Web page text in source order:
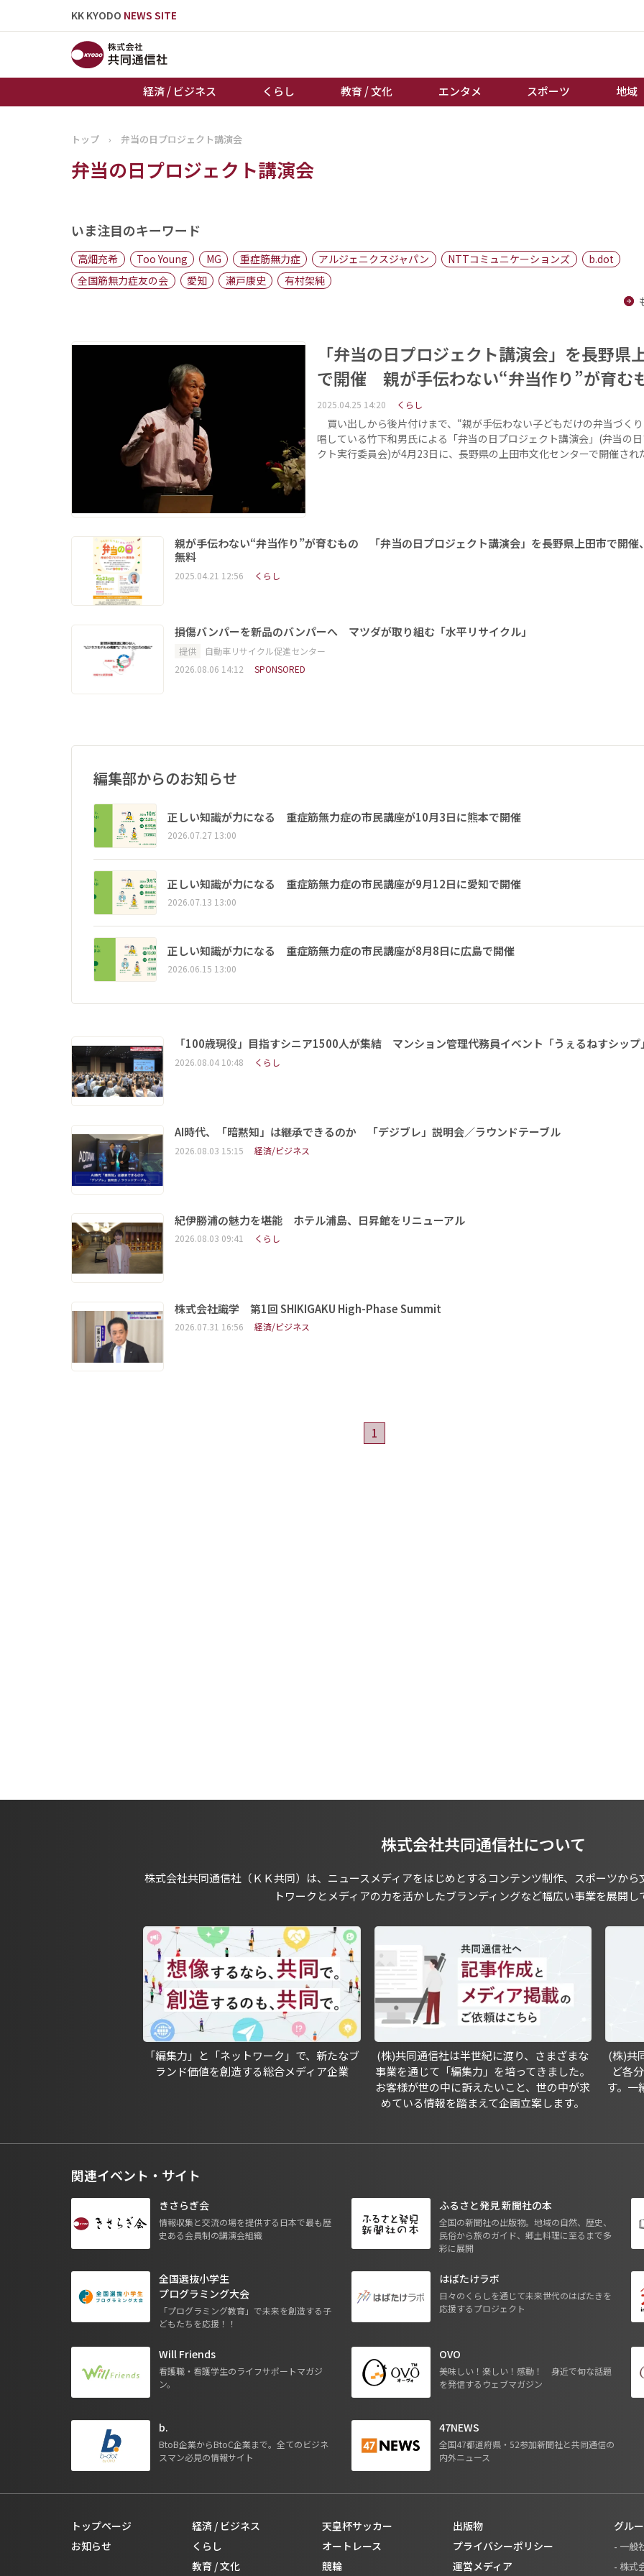
KK KYODO NEWS SITE
経済 / ビジネス くらし 教育 / 文化 エンタメ スポーツ 地域
トップページ
お知らせ
地域
棋王戦
トップ › 弁当の日プロジェクト講演会
弁当の日プロジェクト講演会
いま注目のキーワード
高畑充希 Too Young MG 重症筋無力症 アルジェニクスジャパン NTTコミュニケーションズ
b.dot
全国筋無力症友の会
愛知 瀬戸康史
有村架純
「弁当の日プロジェクト講演会」を長野県
で開催 親が手伝わない“弁当作り”が育む
2025.04.25 14:20 くらし
買い出しから後片付けまで、“親が手伝わない子どもだけの弁当づく
唱している竹下和男氏による「弁当の日プロジェクト講演会」(弁当の
クト実行委員会)が4月23日に、長野県の上田市文化センターで開催さ
親が手伝わない“弁当作り”が育むもの 「弁当の日プロジェクト講演会」を長野県上田市で開催
無料
2025.04.21 12:56 くらし
損傷バンパーを新品のバンパーへ マツダが取り組む「水平リサイクル」
提供
自動車リサイクル促進センター
2026.08.06 14:12
SPONSORED
編集部からのお知らせ
正しい知識が力になる 重症筋無力症の市民講座が10月3日に熊本で開催
2026.07.27 13:00
正しい知識が力になる 重症筋無力症の市民講座が9月12日に愛知で開催
2026.07.13 13:00
正しい知識が力になる 重症筋無力症の市民講座が8月8日に広島で開催
2026.06.15 13:00
「100歳現役」目指すシニア1500人が集結 マンション管理代務員イベント「うぇるねすシップ
2026.08.04 10:48 くらし
AI時代、「暗黙知」は継承できるのか 「デジブレ」説明会／ラウンドテーブル
2026.08.03 15:15 経済/ビジネス
紀伊勝浦の魅力を堪能 ホテル浦島、日昇館をリニューアル
2026.08.03 09:41 くらし
株式会社識学 第1回 SHIKIGAKU High-Phase Summit
2026.07.31 16:56 経済/ビジネス
1
株式会社共同通信社について
株式会社共同通信社（ＫＫ共同）は、ニュースメディアをはじめとするコンテンツ制作、スポーツか
トワークとメディアの力を活かしたブランディングなど幅広い事業を展開し
「編集力」と「ネットワーク」で、新たなブ
ランド価値を創造する総合メディア企業
(株)共同通信社は半世紀に渡り、さまざまな
事業を通じて「編集力」を培ってきました。
お客様が世の中に訴えたいこと、世の中が求
めている情報を踏まえて企画立案します。
(株)共
ど各
す。一
関連イベント・サイト
きさらぎ会
情報収集と交流の場を提供する日本で最も歴
史ある会員制の講演会組織
ふるさと発見 新聞社の本
全国の新聞社の出版物。地域の自然、歴史、
民俗から旅のガイド、郷土料理に至るまで多
彩に展開
全国選抜小学生
プログラミング大会
「プログラミング教育」で未来を創造する子
どもたちを応援！！
はばたけラボ
日々のくらしを通じて未来世代のはばたきを
応援するプロジェクト
Will Friends
看護職・看護学生のライフサポートマガジ
ン。
OVO
美味しい！楽しい！感動！ 身近で旬な話題
を発信するウェブマガジン
b.
BtoB企業からBtoC企業まで。全てのビジネ
スマン必見の情報サイト
47NEWS
全国47都道府県・52参加新聞社と共同通信の
内外ニュース
トップページ
お知らせ
経済 / ビジネス
くらし
教育 / 文化
天皇杯サッカー
オートレース
競輪
出版物
プライバシーポリシー
運営メディア
グル
- 一般
- 株式